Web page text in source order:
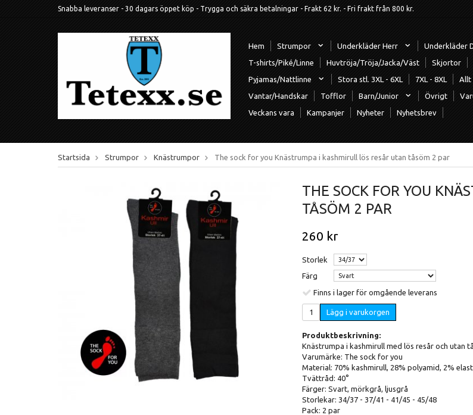
Snabba leveranser - 30 dagars öppet köp - Trygga och säkra betalningar - Frakt 62 kr. - Fri frakt från 800 kr.
Hem Strumpor Underkläder Herr
Underkläder
T-shirts/Piké/Linne
Huvtröja/Tröja/Jacka/Väst Skjortor
Pyjamas/Nattlinne
Stora stl. 3XL - 6XL 7XL - 8XL
Allt
Vantar/Handskar
Tofflor Barn/Junior Övrigt
Veckans vara
Kampanjer Nyheter Nyhetsbrev
Startsida Strumpor Knästrumpor The sock for you Knästrumpa i kashmirull lös resår utan tåsöm 2 par
THE SOCK FOR YOU
TÅSÖM 2 PAR
260 kr
Storlek
Färg
Finns i lager för omgående leverans
Lägg i varukorgen
Produktbeskrivning:
Knästrumpa i kashmirull med lös resår och utan
Varumärke: The sock for you
Material: 70% kashmirull, 28% polyamid, 2%
Tvättråd: 40°
Färger: Svart, mörkgrå, ljusgrå
Storlekar: 34/37 - 37/41 - 41/45 - 45/48
Pack: 2 par